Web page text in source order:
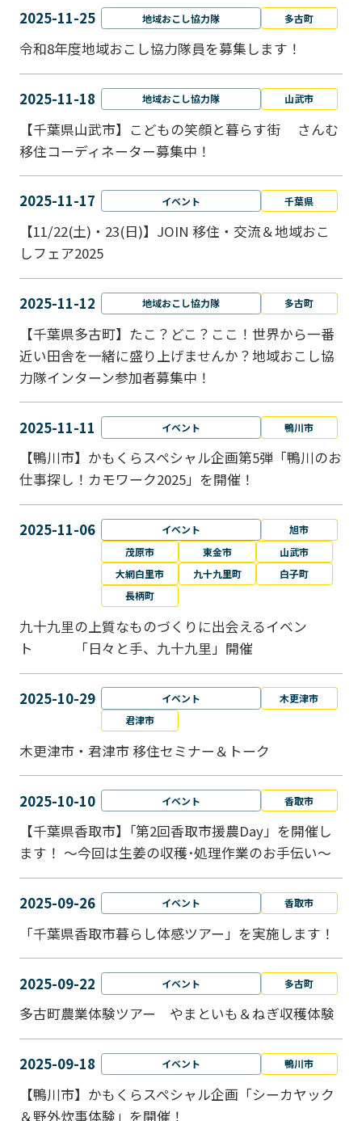
2025-11-25 地域おこし協力隊 多古町
令和8年度地域おこし協力隊員を募集します！
2025-11-18 地域おこし協力隊 山武市
【千葉県山武市】こどもの笑顔と暮らす街 さんむ
移住コーディネーター募集中！
2025-11-17 イベント 千葉県
【11/22(土)・23(日)】JOIN 移住・交流＆地域おこ
しフェア2025
2025-11-12 地域おこし協力隊 多古町
【千葉県多古町】たこ？どこ？ここ！世界から一番
近い田舎を一緒に盛り上げませんか？地域おこし協
力隊インターン参加者募集中！
2025-11-11 イベント 鴨川市
【鴨川市】かもくらスペシャル企画第5弾「鴨川のお
仕事探し！カモワーク2025」を開催！
2025-11-06 イベント
旭市
茂原市
東金市
山武市
大網白里市
九十九里町
白子町
長柄町
九十九里の上質なものづくりに出会えるイベン
ト 「日々と手、九十九里」開催
2025-10-29 イベント
木更津市
君津市
木更津市・君津市 移住セミナー＆トーク
2025-10-10 イベント 香取市
【千葉県香取市】｢第2回香取市援農Day」を開催し
ます！ ～今回は生姜の収穫･処理作業のお手伝い～
2025-09-26 イベント 香取市
「千葉県香取市暮らし体感ツアー」を実施します！
2025-09-22 イベント 多古町
多古町農業体験ツアー やまといも＆ねぎ収穫体験
2025-09-18 イベント 鴨川市
【鴨川市】かもくらスペシャル企画「シーカヤック
＆野外炊事体験」を開催！